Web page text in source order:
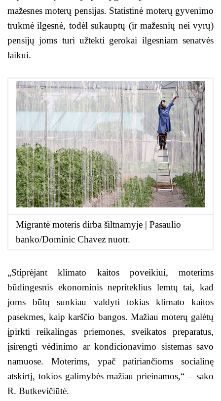
mažesnes moterų pensijas. Statistinė moterų gyvenimo
trukmė ilgesnė, todėl sukauptų (ir mažesnių nei vyrų)
pensijų joms turi užtekti gerokai ilgesniam senatvės
laikui.
Migrantė moteris dirba šiltnamyje | Pasaulio
banko/Dominic Chavez nuotr.
„Stiprėjant klimato kaitos poveikiui, moterims
būdingesnis ekonominis nepriteklius lemtų tai, kad
joms būtų sunkiau valdyti tokias klimato kaitos
pasekmes, kaip karščio bangos. Mažiau moterų galėtų
įpirkti reikalingas priemones, sveikatos preparatus,
įsirengti vėdinimo ar kondicionavimo sistemas savo
namuose. Moterims, ypač patiriančioms socialinę
atskirtį, tokios galimybės mažiau prieinamos,“ – sako
R. Butkevičiūtė.